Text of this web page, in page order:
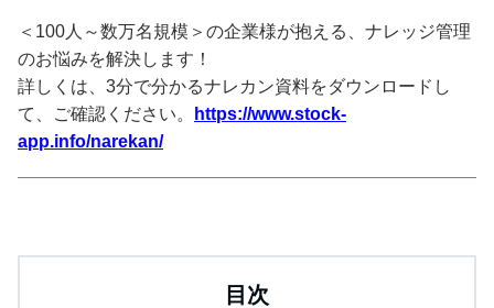
＜100人～数万名規模＞の企業様が抱える、ナレッジ管理
のお悩みを解決します！
詳しくは、3分で分かるナレカン資料をダウンロードし
て、ご確認ください。
https://www.stock-
app.info/narekan/
目次